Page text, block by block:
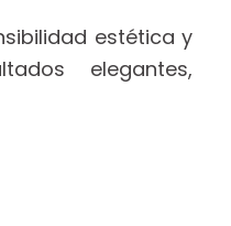
estética y
elegantes,